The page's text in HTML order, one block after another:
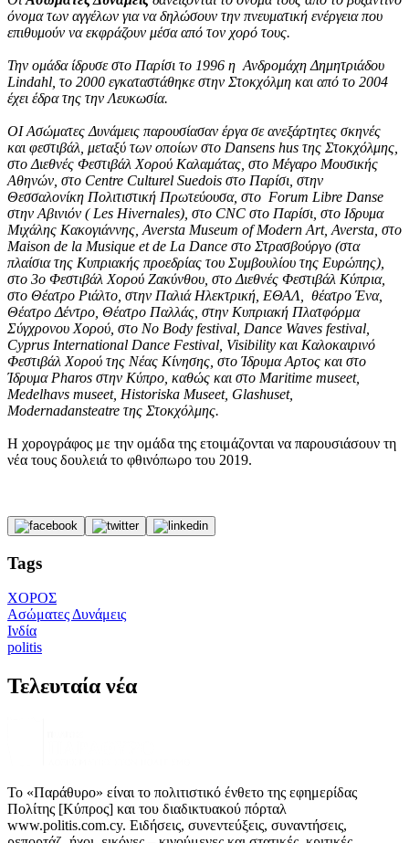
όνομα των αγγέλων για να δηλώσουν την πνευματική ενέργεια που
επιθυμούν να εκφράζουν μέσα από τον χορό τους.
Την ομάδα ίδρυσε στο Παρίσι το 1996 η Ανδρομάχη Δημητριάδου
Lindahl, το 2000 εγκαταστάθηκε στην Στοκχόλμη και από το 2004
έχει έδρα της την Λευκωσία.
ΟΙ Ασώματες Δυνάμεις παρουσίασαν έργα σε ανεξάρτητες σκηνές
και φεστιβάλ, μεταξύ των οποίων στο Dansens hus της Στοκχόλμης,
στο Διεθνές Φεστιβάλ Χορού Καλαμάτας, στο Μέγαρο Μουσικής
Αθηνών, στο Centre Culturel Suedois στο Παρίσι, στην
Θεσσαλονίκη Πολιτιστική Πρωτεύουσα, στο Forum Libre Danse
στην Αβινιόν ( Les Hivernales), στο CNC στο Παρίσι, στο Ιδρυμα
Μιχάλης Κακογιάννης, Aversta Museum of Modern Art, Aversta, στο
Maison de la Musique et de La Dance στο Στρασβούργο (στα
πλαίσια της Κυπριακής προεδρίας του Συμβουλίου της Ευρώπης),
στο 3ο Φεστιβάλ Χορού Ζακύνθου, στο Διεθνές Φεστιβάλ Κύπρια,
στο Θέατρο Ριάλτο, στην Παλιά Ηλεκτρική, ΕΘΑΛ, θέατρο Ένα,
Θέατρο Δέντρο, Θέατρο Παλλάς, στην Κυπριακή Πλατφόρμα
Σύγχρονου Χορού, στο No Body festival, Dance Waves festival,
Cyprus International Dance Festival, Visibility και Καλοκαιρινό
Φεστιβάλ Χορού της Νέας Κίνησης, στο Ίδρυμα Αρτος και στο
Ίδρυμα Pharos στην Κύπρο, καθώς και στο Μaritime museet,
Medelhavs museet, Historiska Museet, Glashuset,
Modernadansteatre της Στοκχόλμης.
Η χορογράφος με την ομάδα της ετοιμάζονται να παρουσιάσουν τη
νέα τους δουλειά το φθινόπωρο του 2019.
Tags
ΧΟΡΟΣ
Ασώματες Δυνάμεις
Ινδία
politis
Τελευταία νέα
Το «Παράθυρο» είναι το πολιτιστικό ένθετο της εφημερίδας
Πολίτης [Κύπρος] και του διαδικτυακού πόρταλ
www.politis.com.cy. Ειδήσεις, συνεντεύξεις, συναντήσεις,